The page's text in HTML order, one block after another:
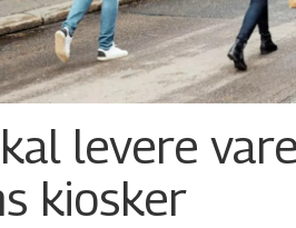
levere
kiosker